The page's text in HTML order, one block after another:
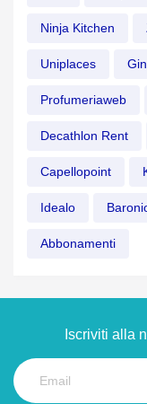
Ninja Kitchen
Uniplaces
Profumeriaweb
Decathlon Rent
Capellopoint
Idealo
Abbonamenti
Iscriviti alla